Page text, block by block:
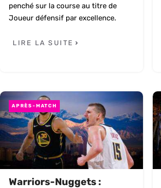
penché sur la course au titre de
Joueur défensif par excellence.
LIRE LA SUITE
APRÈS-MATCH
Warriors-Nuggets :